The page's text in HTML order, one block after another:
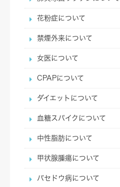
花粉症について
禁煙外来について
女医について
CPAPについて
ダイエットについて
血糖スパイクについて
中性脂肪について
甲状腺腫瘍について
バセドウ病について